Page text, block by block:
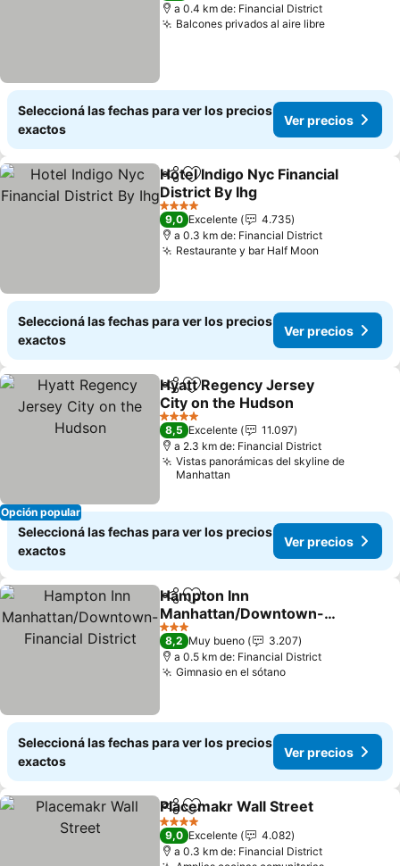
a 0.4 km de: Financial District
Balcones privados al aire libreVer
Seleccioná las fechas para ver los precios
exactos
Ver precios
CompartirAñadir a favoritos
Hotel Indigo Nyc Financial
District By Ihg
Ver precios
4 Estrellas
9,0 Excelente
4.735
a 0.3 km de: Financial District
Restaurante y bar Half Moon
Seleccioná las fechas para ver los precios
exactos
Ver precios
Opción popular
CompartirAñadir a favoritos
Hyatt Regency Jersey
City on the Hudson
Ver precios
4 Estrellas
8,5 Excelente
11.097
a 2.3 km de: Financial District
Vistas panorámicas del skyline de
Manhattan
Seleccioná las fechas para ver los precios
exactos
Ver precios
CompartirAñadir a favoritos
Hampton Inn
Manhattan/Downtown-
Financial District
Ver precios
3 Estrellas
8,2 Muy bueno
3.207
a 0.5 km de: Financial District
Gimnasio en el sótanoVer precios
Seleccioná las fechas para ver los precios
exactos
Ver precios
CompartirAñadir a favoritos
Placemakr Wall Street
4 Estrellas
9,0 Excelente
4.082
a 0.3 km de: Financial District